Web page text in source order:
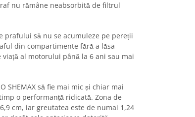
nu rămâne neabsorbită de filtrul
prafului să nu se acumuleze pe pereții
din compartimente fără a lăsa
al motorului până la 6 ani sau mai
SHEMAX să fie mai mic și chiar mai
o performanță ridicată. Zona de
cm, iar greutatea este de numai 1,24